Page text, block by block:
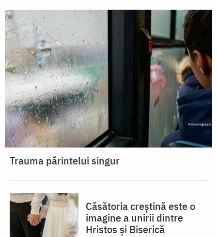
Trauma părintelui singur
Căsătoria creștină este o
imagine a unirii dintre
Hristos și Biserică